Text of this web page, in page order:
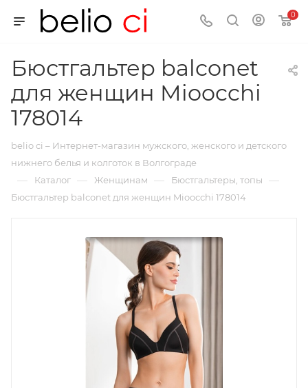
0
Бюстгальтер balconet
для женщин Mioocchi
178014
belio ci – Интернет-магазин мужского, женского и детского
нижнего белья и колготок в Волгограде
— Каталог — Женщинам — Бюстгальтеры, топы —
Бюстгальтер balconet для женщин Mioocchi 178014